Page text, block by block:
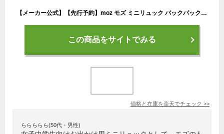
【メーカー公式】【先行予約】moz モズ ミニリュック バックパック リュックサック ビジネス カジュアル フォーマル 上品 背面ファスナーあり 可愛い スタイリッシュ ZZBK-02
この商品をサイトでみる
価格と在庫を楽天でチェック >>
ららららら(50代・男性)